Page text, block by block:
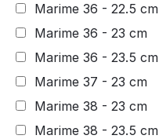
Marime 36 - 22.5 cm
Marime 36 - 23 cm
Marime 36 - 23.5 cm
Marime 37 - 23 cm
Marime 38 - 23 cm
Marime 38 - 23.5 cm